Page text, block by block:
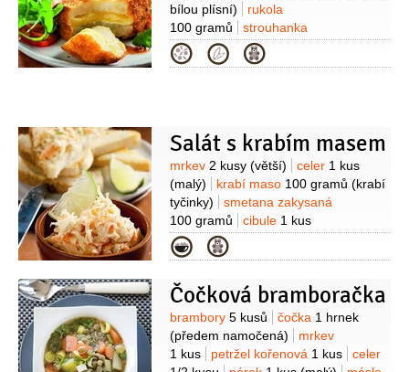
bílou plísní)
rukola
100 gramů
strouhanka
120 gramů
vejce
pšeničná hladká60 gramů
rajčátka
1 lžíce
česnek1/2stroužku
(utřený)
bazalka2 lístky
pepř černý
(mletý)
sůl
Kategorie
Salát s krabím masem
Suroviny
mrkev 2 kusy (větší) celer 1 kus
(malý)
krabí maso 100 gramů (krabí
tyčinky)
smetana zakysaná
100 gramů
cibule 1 kus
(malá)
cibulka jarní
1/2kusu
hořčice dijonská
Kategorie
Čočková bramboračka
Suroviny
brambory 5 kusů čočka 1 hrnek
(předem namočená)
mrkev
1 kus
petržel kořenová 1 kus
celer